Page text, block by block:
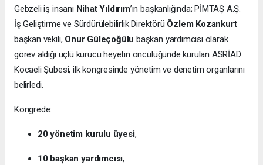
Gebzeli iş insanı Nihat Yıldırım’ın başkanlığında; PİMTAŞ A.Ş.
İş Geliştirme ve Sürdürülebilirlik Direktörü Özlem Kozankurt
başkan vekili, Onur Güleçoğülu başkan yardımcısı olarak
görev aldığı üçlü kurucu heyetin öncülüğünde kurulan ASRİAD
Kocaeli Şubesi, ilk kongresinde yönetim ve denetim organlarını
belirledi.
Kongrede:
20 yönetim kurulu üyesi,
10 başkan yardımcısı,